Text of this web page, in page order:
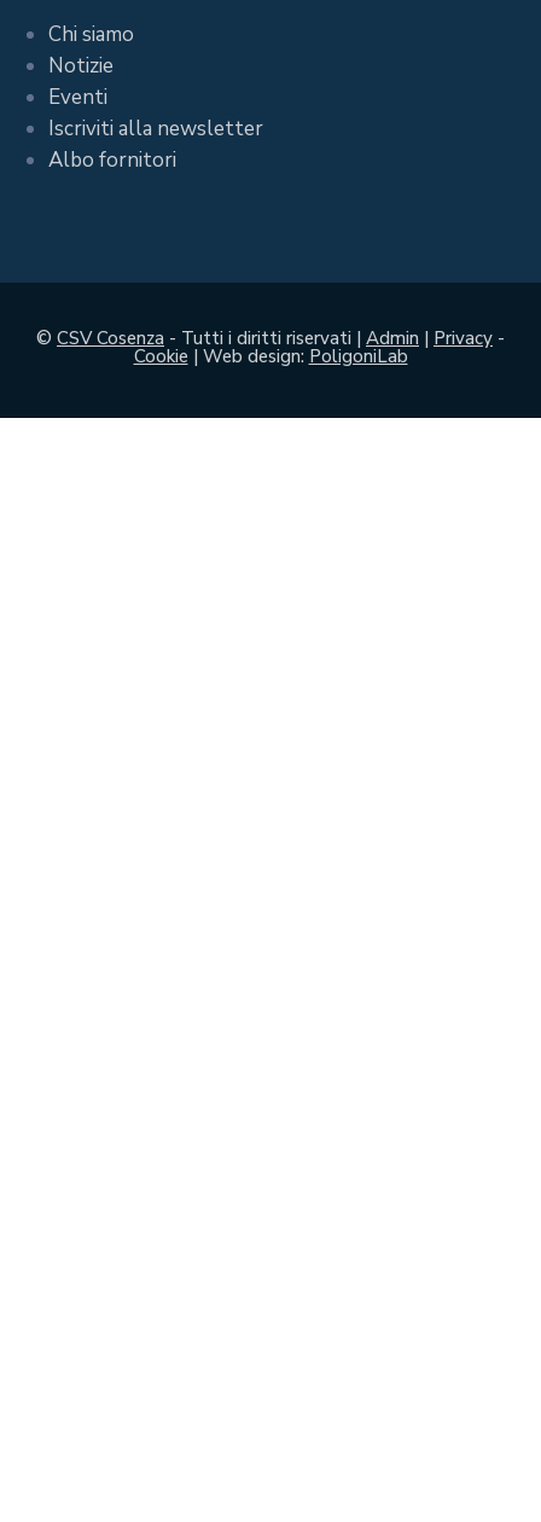
Chi siamo
Notizie
Eventi
Iscriviti alla newsletter
Albo fornitori
© CSV Cosenza - Tutti i diritti riservati | Admin | Privacy -
Cookie | Web design: PoligoniLab